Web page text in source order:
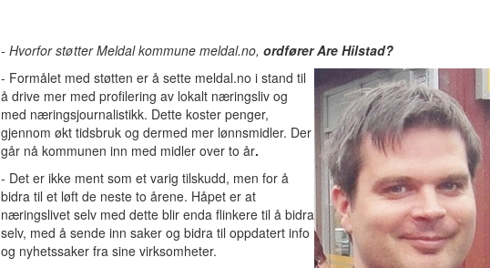
- Hvorfor støtter Meldal kommune meldal.no, ordfører Are Hilstad?
- Formålet med støtten er å sette meldal.no i stand til
å drive mer med profilering av lokalt næringsliv og
med næringsjournalistikk. Dette koster penger,
gjennom økt tidsbruk og dermed mer lønnsmidler. Der
går nå kommunen inn med midler over to år.
- Det er ikke ment som et varig tilskudd, men for å
bidra til et løft de neste to årene. Håpet er at
næringslivet selv med dette blir enda flinkere til å bidra
selv, med å sende inn saker og bidra til oppdatert info
og nyhetssaker fra sine virksomheter.